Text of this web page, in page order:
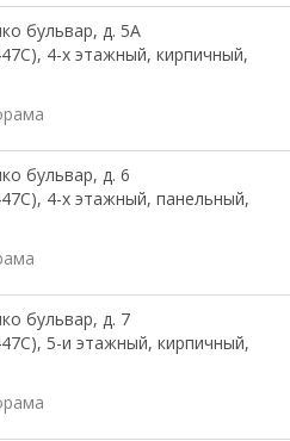
бульвар, д. 5А
4-х этажный, кирпичный,
бульвар, д. 6
4-х этажный, панельный,
бульвар, д. 7
5-и этажный, кирпичный,